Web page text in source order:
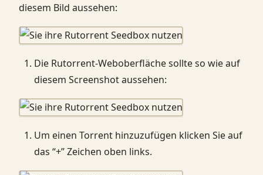
diesem Bild aussehen:
Die Rutorrent-Weboberfläche sollte so wie auf
diesem Screenshot aussehen:
Um einen Torrent hinzuzufügen klicken Sie auf
das “+” Zeichen oben links.